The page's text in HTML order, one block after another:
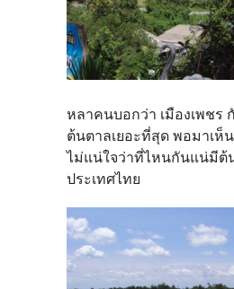
หลาคนบอกว่า เมืองเพชร
ต้นตาลเยอะที่สุด พอมาเห็
ไม่แน่ใจว่าที่ไหนกันแน่มีต้
ประเทศไทย